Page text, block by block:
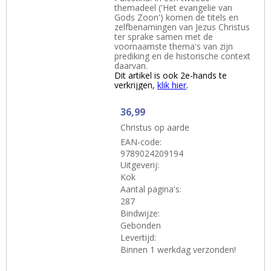
themadeel ('Het evangelie van
Gods Zoon') komen de titels en
zelfbenamingen van Jezus Christus
ter sprake samen met de
voornaamste thema's van zijn
prediking en de historische context
daarvan.
Dit artikel is ook 2e-hands te
verkrijgen,klik hier.
36,99
Christus op aarde
EAN-code:
9789024209194
Uitgeverij:
Kok
Aantal pagina's:
287
Bindwijze:
Gebonden
Levertijd:
Binnen 1 werkdag verzonden!